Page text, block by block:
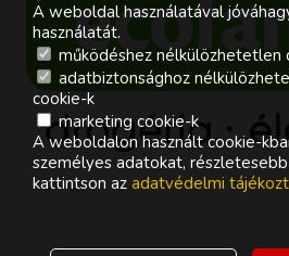
A weboldal használatával
használatát.
működéshez nélkülözhetetlen
adatbiztonsághoz
cookie-k
marketing cookie-k
A weboldalon használt cookie-
személyes adatokat,
kattintson az adatvédelmi